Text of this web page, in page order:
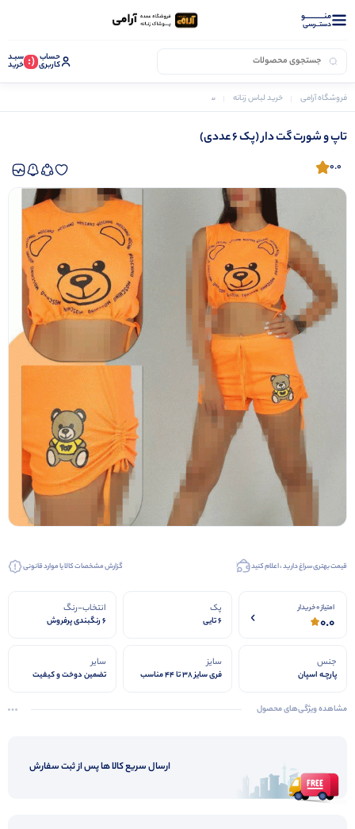
منــــــــــــو
دستــرسی
حساب
کاربری (: سبـد
خرید
فروشگاه آرامی خرید لباس زنانه ست تاپ و شورتک زنانه
تاپ و شورت گت دار (پک 6 عددی)
0.0
قیمت بهتری سراغ دارید ، اعلام کنید گزارش مشخصات کالا یا موارد قانونی
امتیاز 0 خریدار
0.0
پک
6 تایی
انتخاب-رنگ
6 رنگبندی پرفروش
جنس
پارچـه اسپان
سایز
فری سایز ۳۸ تا ۴۴ مناسب
سایر
تضمین دوخت و کیفیت
مشاهده ویژگی‌های محصول
ارسال سریع کالا ها پس از ثبت سفارش